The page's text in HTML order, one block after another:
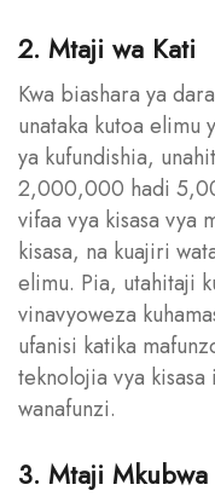
2. Mtaji wa Kati
Kwa biashara ya
unataka kutoa elimu
ya kufundishia,
2,000,000 hadi
vifaa vya kisasa vya
kisasa, na kuajiri
elimu. Pia, utahitaji
vinavyoweza
ufanisi katika
teknolojia vya
wanafunzi.
3. Mtaji Mkubwa